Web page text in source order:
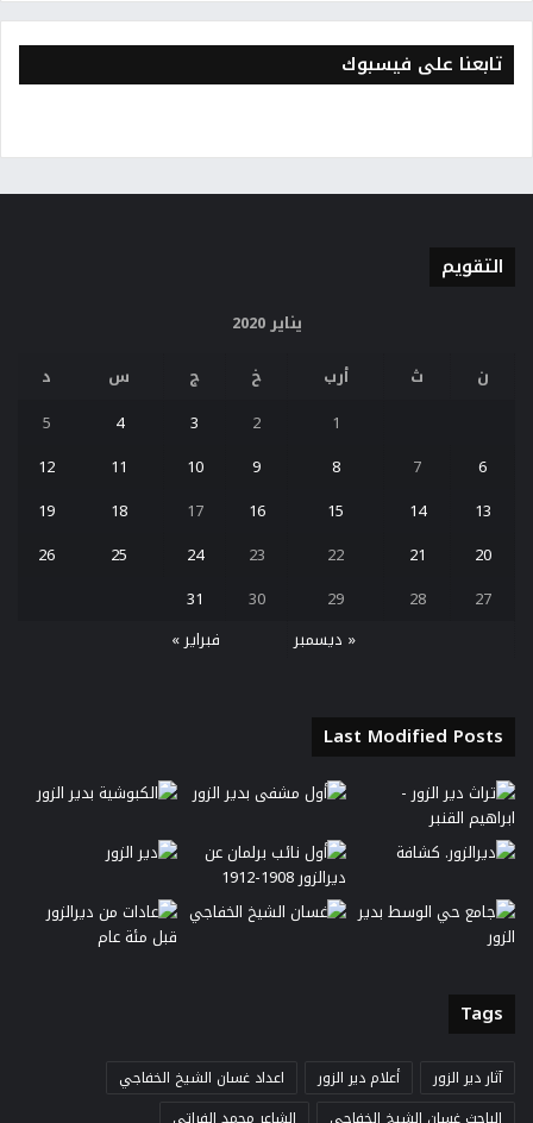
تابعنا على فيسبوك
التقويم
يناير 2020
ن
ث أرب خ ج س د
« ديسمبر فبراير »
1
2
3
4
5
6
7
8
9
10
11
12
13
14
15
16
17
18
19
20
21
22
23
24
25
26
27
28
29
30
31
Last Modified Posts
Tags
آثار دير الزور أعلام دير الزور
اعداد غسان الشيخ الخفاجي
الباحث غسان الشيخ الخفاجي
الشاعر محمد الفراتي